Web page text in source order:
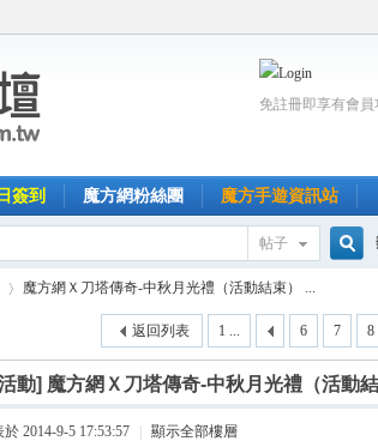
免註冊即享有會員
簽到 魔方網粉絲團 魔方手遊資訊站
帖子
索
›
魔方網Ｘ刀塔傳奇-中秋月光禮（活動結束） ...
1 ... 6 7 8
返回列表
動] 魔方網Ｘ刀塔傳奇-中秋月光禮（活動結
2014-9-5 17:53:57 顯示全部樓層